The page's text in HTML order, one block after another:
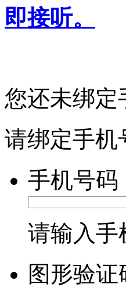
即接听。
您还未绑定
请绑定手机
手机号码
请输入手
图形验证